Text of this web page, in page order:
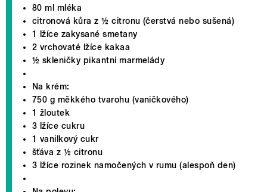
80 ml mléka
citronová kůra z ½ citronu (čerstvá nebo sušená)
1 lžíce zakysané smetany
2 vrchovaté lžíce kakaa
½ skleničky pikantní marmelády
Na krém:
750 g měkkého tvarohu (vaničkového)
1 žloutek
3 lžíce cukru
1 vanilkový cukr
šťáva z ½ citronu
3 lžíce rozinek namočených v rumu (alespoň den)